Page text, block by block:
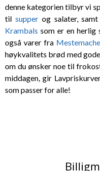
denne kategorien tilbyr vi
til supper og salater,
Krambals som er en herlig
også varer fra
høykvalitets brød med
om du ønsker noe til
middagen, gir
som passer for alle!